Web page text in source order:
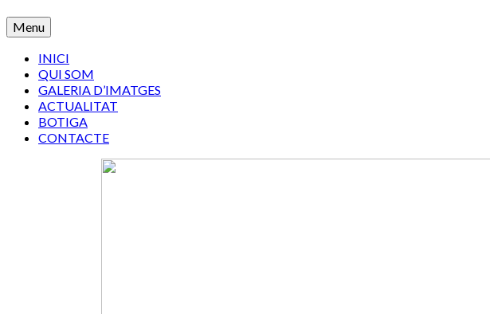
Menu
INICI
QUI SOM
GALERIA D’IMATGES
ACTUALITAT
BOTIGA
CONTACTE